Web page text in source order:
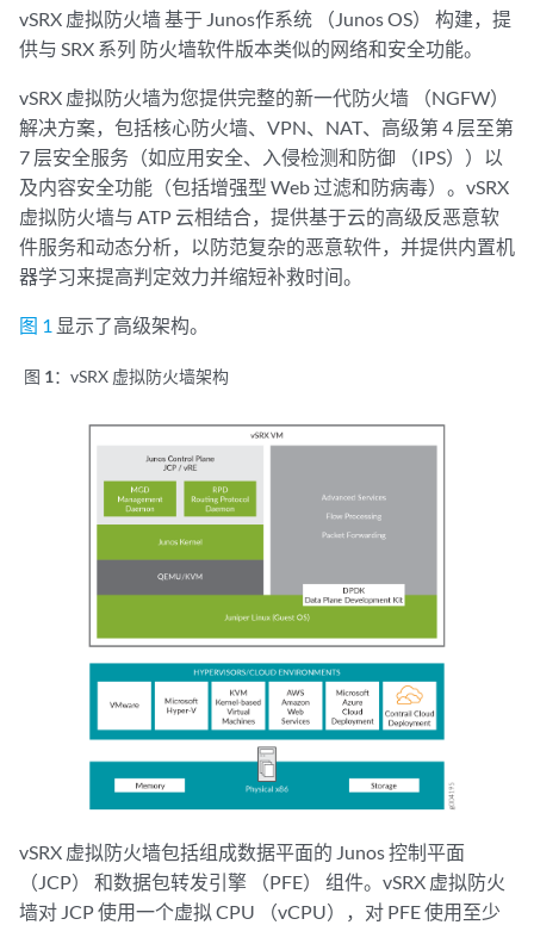
vSRX 虚拟防火墙 基于 Junos作系统 （Junos OS） 构建，提
供与 SRX 系列 防火墙软件版本类似的网络和安全功能。
vSRX 虚拟防火墙为您提供完整的新一代防火墙 （NGFW）
解决方案，包括核心防火墙、VPN、NAT、高级第 4 层至第
7 层安全服务（如应用安全、入侵检测和防御 （IPS））以
及内容安全功能（包括增强型 Web 过滤和防病毒）。vSRX
虚拟防火墙与 ATP 云相结合，提供基于云的高级反恶意软
件服务和动态分析，以防范复杂的恶意软件，并提供内置机
器学习来提高判定效力并缩短补救时间。
图 1 显示了高级架构。
图 1： vSRX 虚拟防火墙架构
vSRX 虚拟防火墙包括组成数据平面的 Junos 控制平面
（JCP） 和数据包转发引擎 （PFE） 组件。vSRX 虚拟防火
墙对 JCP 使用一个虚拟 CPU （vCPU），对 PFE 使用至少